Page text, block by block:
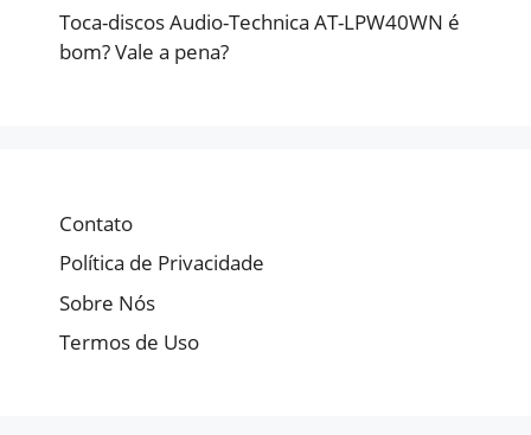
Toca-discos Audio-Technica AT-LPW40WN é
bom? Vale a pena?
Contato
Política de Privacidade
Sobre Nós
Termos de Uso